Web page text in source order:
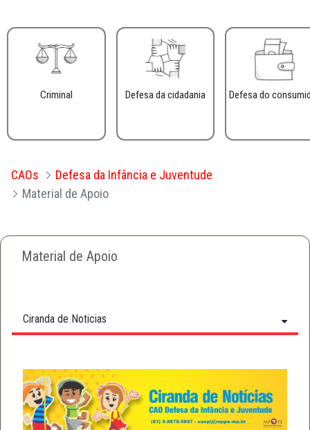
Criminal Defesa da cidadania Defesa do
CAOs
Defesa da Infância e Juventude
Material de Apoio
Material de Apoio
Ciranda de Noticias